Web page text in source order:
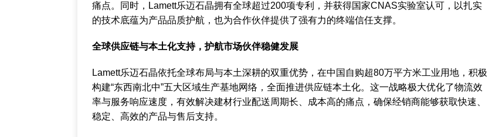
痛点。同时，Lamett乐迈石晶拥有全球超过200项专利，并获得国家CNAS实验室认可，以扎实
的技术底蕴为产品品质护航，也为合作伙伴提供了强有力的终端信任支撑。
全球供应链与本土化支持，护航市场伙伴稳健发展
Lamett乐迈石晶依托全球布局与本土深耕的双重优势，在中国自购超80万平方米工业用地，积极
构建“东西南北中”五大区域生产基地网络，全面推进供应链本土化。这一战略极大优化了物流效
率与服务响应速度，有效解决建材行业配送周期长、成本高的痛点，确保经销商能够获取快速、
稳定、高效的产品与售后支持。